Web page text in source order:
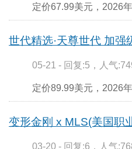
定价67.99美元，2026
世代精选·天尊世代 加强
05-21 - 回复:5，人气
定价89.99美元，2026
变形金刚 x MLS(美国职
03-20 - 回复:6，人气